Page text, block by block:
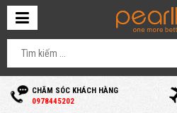
CHĂM SÓC KHÁCH HÀNG
0978445202